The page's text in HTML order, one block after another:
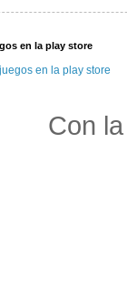
en la play store
en la play store
Con